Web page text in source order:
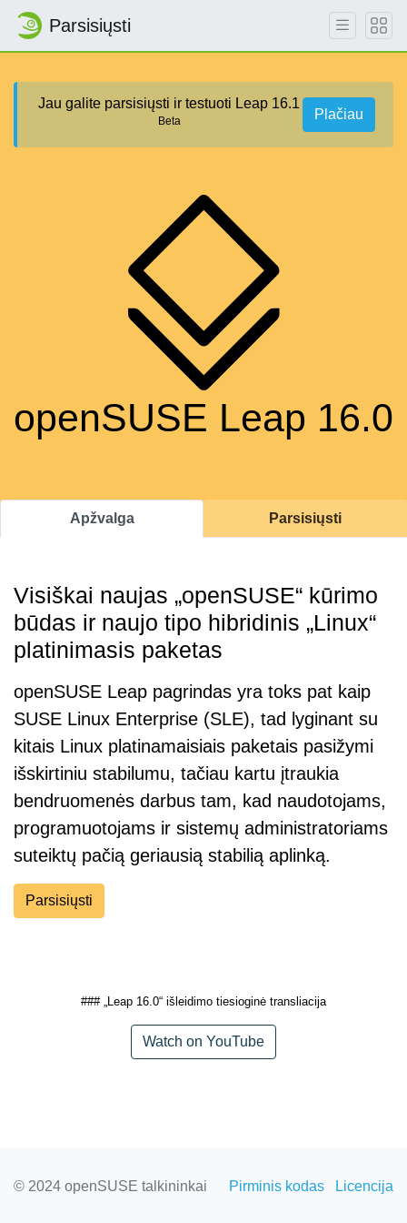
Parsisiųsti
Jau galite parsisiųsti ir testuoti Leap 16.1
Beta Plačiau
openSUSE Leap 16.0
Apžvalga Parsisiųsti
Visiškai naujas „openSUSE“ kūrimo
būdas ir naujo tipo hibridinis „Linux“
platinimasis paketas
openSUSE Leap pagrindas yra toks pat kaip
SUSE Linux Enterprise (SLE), tad lyginant su
kitais Linux platinamaisiais paketais pasižymi
išskirtiniu stabilumu, tačiau kartu įtraukia
bendruomenės darbus tam, kad naudotojams,
programuotojams ir sistemų administratoriams
suteiktų pačią geriausią stabilią aplinką.
Parsisiųsti
### „Leap 16.0“ išleidimo tiesioginė transliacija
Watch on YouTube
© 2024 openSUSE talkininkai Pirminis kodas Licencija